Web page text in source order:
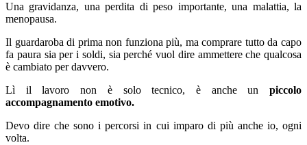
Una gravidanza, una perdita di peso importante, una malattia, la
menopausa.
Il guardaroba di prima non funziona più, ma comprare tutto da capo
fa paura sia per i soldi, sia perché vuol dire ammettere che qualcosa
è cambiato per davvero.
Lì il lavoro non è solo tecnico, è anche un piccolo
accompagnamento emotivo.
Devo dire che sono i percorsi in cui imparo di più anche io, ogni
volta.